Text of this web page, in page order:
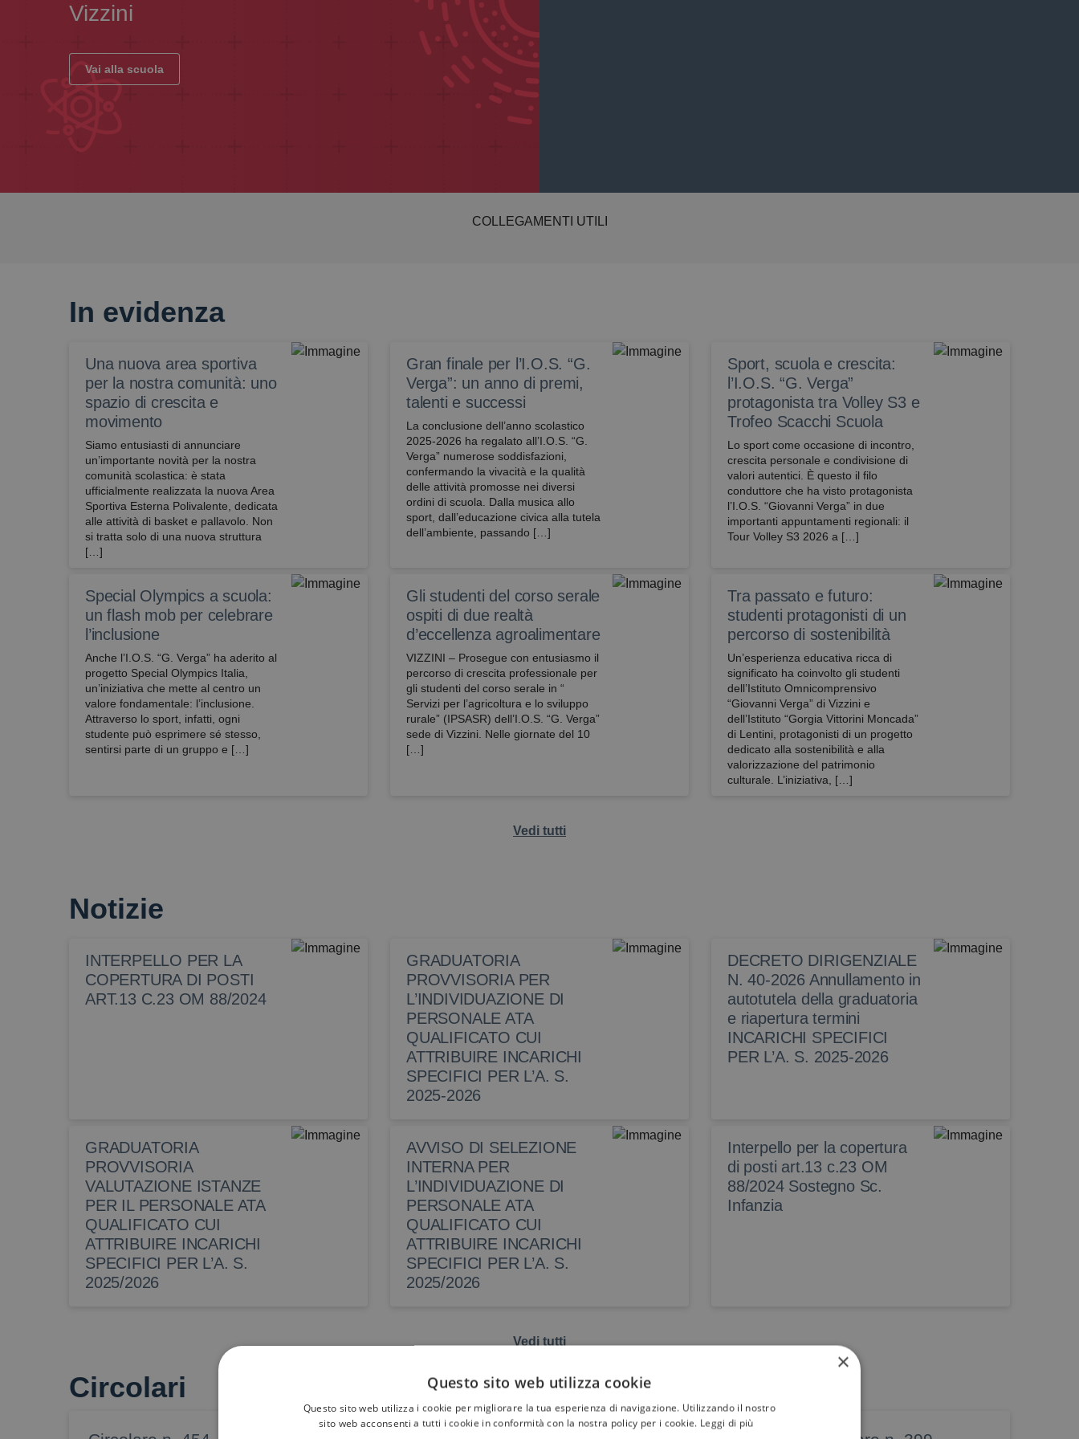
Vizzini
Vai alla scuola
COLLEGAMENTI UTILI
In evidenza
Una nuova area sportiva
per la nostra comunità: uno
spazio di crescita e
movimento
Siamo entusiasti di annunciare
un’importante novità per la nostra
comunità scolastica: è stata
ufficialmente realizzata la nuova Area
Sportiva Esterna Polivalente, dedicata
alle attività di basket e pallavolo. ​Non
si tratta solo di una nuova struttura
[…]
Gran finale per l’I.O.S. “G.
Verga”: un anno di premi,
talenti e successi
La conclusione dell’anno scolastico
2025-2026 ha regalato all’I.O.S. “G.
Verga” numerose soddisfazioni,
confermando la vivacità e la qualità
delle attività promosse nei diversi
ordini di scuola. Dalla musica allo
sport, dall’educazione civica alla tutela
dell’ambiente, passando […]
Sport, scuola e crescita:
l’I.O.S. “G. Verga”
protagonista tra Volley S3 e
Trofeo Scacchi Scuola
Lo sport come occasione di incontro,
crescita personale e condivisione di
valori autentici. È questo il filo
conduttore che ha visto protagonista
l’I.O.S. “Giovanni Verga” in due
importanti appuntamenti regionali: il
Tour Volley S3 2026 a […]
Special Olympics a scuola:
un flash mob per celebrare
l’inclusione
Anche l’I.O.S. “G. Verga” ha aderito al
progetto Special Olympics Italia,
un’iniziativa che mette al centro un
valore fondamentale: l’inclusione.
Attraverso lo sport, infatti, ogni
studente può esprimere sé stesso,
sentirsi parte di un gruppo e […]
Gli studenti del corso serale
ospiti di due realtà
d’eccellenza agroalimentare
VIZZINI – Prosegue con entusiasmo il
percorso di crescita professionale per
gli studenti del corso serale in “
Servizi per l’agricoltura e lo sviluppo
rurale” (IPSASR) dell’I.O.S. “G. Verga”
sede di Vizzini. Nelle giornate del 10
[…]
Tra passato e futuro:
studenti protagonisti di un
percorso di sostenibilità
Un’esperienza educativa ricca di
significato ha coinvolto gli studenti
dell’Istituto Omnicomprensivo
“Giovanni Verga” di Vizzini e
dell’Istituto “Gorgia Vittorini Moncada”
di Lentini, protagonisti di un progetto
dedicato alla sostenibilità e alla
valorizzazione del patrimonio
culturale. L’iniziativa, […]
Vedi tutti
Notizie
INTERPELLO PER LA
COPERTURA DI POSTI
ART.13 C.23 OM 88/2024
GRADUATORIA
PROVVISORIA PER
L’INDIVIDUAZIONE DI
PERSONALE ATA
QUALIFICATO CUI
ATTRIBUIRE INCARICHI
SPECIFICI PER L’A. S.
2025-2026
DECRETO DIRIGENZIALE
N. 40-2026 Annullamento in
autotutela della graduatoria
e riapertura termini
INCARICHI SPECIFICI
PER L’A. S. 2025-2026
GRADUATORIA
PROVVISORIA
VALUTAZIONE ISTANZE
PER IL PERSONALE ATA
QUALIFICATO CUI
ATTRIBUIRE INCARICHI
SPECIFICI PER L’A. S.
2025/2026
AVVISO DI SELEZIONE
INTERNA PER
L’INDIVIDUAZIONE DI
PERSONALE ATA
QUALIFICATO CUI
ATTRIBUIRE INCARICHI
SPECIFICI PER L’A. S.
2025/2026
Interpello per la copertura
di posti art.13 c.23 OM
88/2024 Sostegno Sc.
Infanzia
Vedi tutti
Circolari
×
Questo sito web utilizza cookie
Questo sito web utilizza i cookie per migliorare la tua esperienza di navigazione. Utilizzando il nostro
sito web acconsenti a tutti i cookie in conformità con la nostra policy per i cookie. Leggi di più